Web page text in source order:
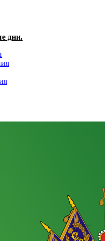
дни.